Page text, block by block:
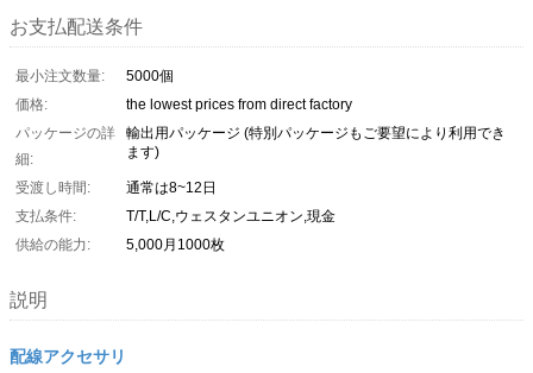
お支払配送条件
最小注文数量:
5000個
価格:
the lowest prices from direct factory
パッケージの詳
細:
輸出用パッケージ (特別パッケージもご要望により利用でき
ます)
受渡し時間:
通常は8~12日
支払条件:
T/T,L/C,ウェスタンユニオン,現金
供給の能力:
5,000月1000枚
説明
配線アクセサリ